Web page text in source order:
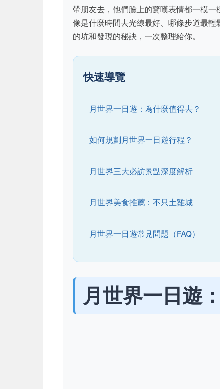
帶朋友去，他們臉上的驚嘆表情都一模一
像是什麼時間去光線最好、哪條步道最
的坑和發現的秘訣，一次整理給你。
快速導覽
月世界一日遊：為什麼值得去？
如何規劃月世界一日遊行程？
月世界三大必訪景點深度解析
月世界美食推薦：不只土雞城
月世界一日遊常見問題（FAQ）
月世界一日遊